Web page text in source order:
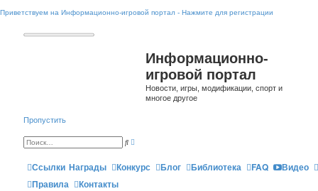
Приветствуем на Информационно-игровой портал - Нажмите для регистрации
Информационно-
игровой портал
Новости, игры, модификации, спорт и
многое другое
Пропустить
П
с
к и
Ссылки Награды Конкурс Блог Библиотека FAQ
Видео
Правила
Контакты